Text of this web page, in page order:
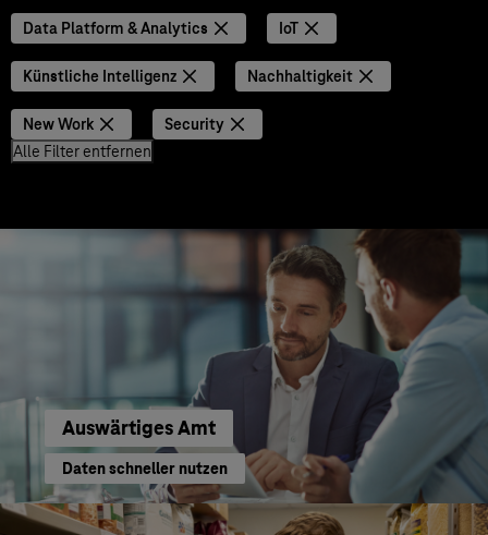
Data Platform & Analytics IoT
Künstliche Intelligenz Nachhaltigkeit
New Work
Security
Alle Filter entfernen
Auswärtiges Amt
Daten schneller nutzen